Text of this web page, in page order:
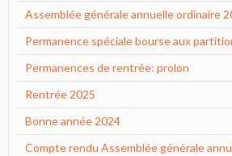
Assemblée générale annuelle ordinaire
Permanence spéciale bourse aux
Permanences de rentrée: prolon
Rentrée 2025
Bonne année 2024
Compte rendu Assemblée générale